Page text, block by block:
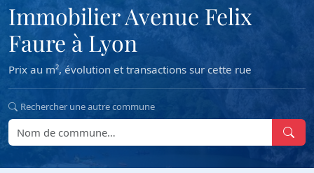
Immobilier Avenue Felix
Faure à Lyon
Prix au m², évolution et transactions sur cette rue
Rechercher une autre commune